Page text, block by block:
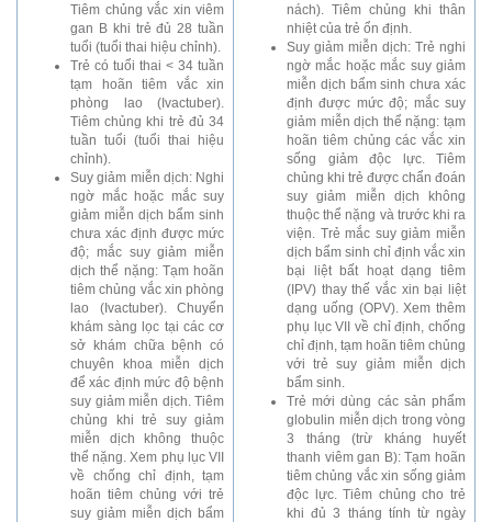
Tiêm chủng vắc xin viêm
gan B khi trẻ đủ 28 tuần
tuổi (tuổi thai hiệu chỉnh).
Trẻ có tuổi thai < 34 tuần
tạm hoãn tiêm vắc xin
phòng lao (Ivactuber).
Tiêm chủng khi trẻ đủ 34
tuần tuổi (tuổi thai hiệu
chỉnh).
Suy giảm miễn dịch: Nghi
ngờ mắc hoặc mắc suy
giảm miễn dịch bẩm sinh
chưa xác định được mức
độ; mắc suy giảm miễn
dịch thể nặng: Tạm hoãn
tiêm chủng vắc xin phòng
lao (Ivactuber). Chuyển
khám sàng lọc tại các cơ
sở khám chữa bệnh có
chuyên khoa miễn dịch
để xác định mức độ bệnh
suy giảm miễn dịch. Tiêm
chủng khi trẻ suy giảm
miễn dịch không thuộc
thể nặng. Xem phụ lục VII
về chống chỉ định, tạm
hoãn tiêm chủng với trẻ
suy giảm miễn dịch bẩm
nách). Tiêm chủng khi thân
nhiệt của trẻ ổn định.
Suy giảm miễn dịch: Trẻ nghi
ngờ mắc hoặc mắc suy giảm
miễn dịch bẩm sinh chưa xác
định được mức độ; mắc suy
giảm miễn dịch thể nặng: tạm
hoãn tiêm chủng các vắc xin
sống giảm độc lực. Tiêm
chủng khi trẻ được chẩn đoán
suy giảm miễn dịch không
thuộc thể nặng và trước khi ra
viện. Trẻ mắc suy giảm miễn
dịch bẩm sinh chỉ định vắc xin
bại liệt bất hoạt dạng tiêm
(IPV) thay thế vắc xin bại liệt
dạng uống (OPV). Xem thêm
phụ lục VII về chỉ định, chống
chỉ định, tạm hoãn tiêm chủng
với trẻ suy giảm miễn dịch
bẩm sinh.
Trẻ mới dùng các sản phẩm
globulin miễn dịch trong vòng
3 tháng (trừ kháng huyết
thanh viêm gan B): Tạm hoãn
tiêm chủng vắc xin sống giảm
độc lực. Tiêm chủng cho trẻ
khi đủ 3 tháng tính từ ngày